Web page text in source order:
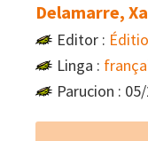
Delamarre,
Editor :
Linga :
Parucion :